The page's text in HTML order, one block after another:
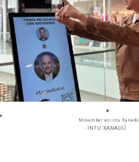
Movember en intu Xanadú
- INTU XANADÚ